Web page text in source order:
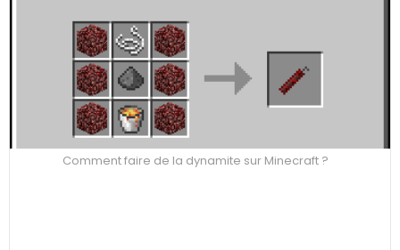
Comment faire de la dynamite sur Minecraft ?